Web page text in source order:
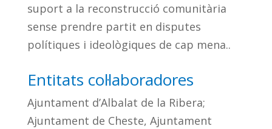
suport a la reconstrucció comunitària
sense prendre partit en disputes
polítiques i ideològiques de cap mena..
Entitats col·laboradores
Ajuntament d’Albalat de la Ribera;
Ajuntament de Cheste, Ajuntament